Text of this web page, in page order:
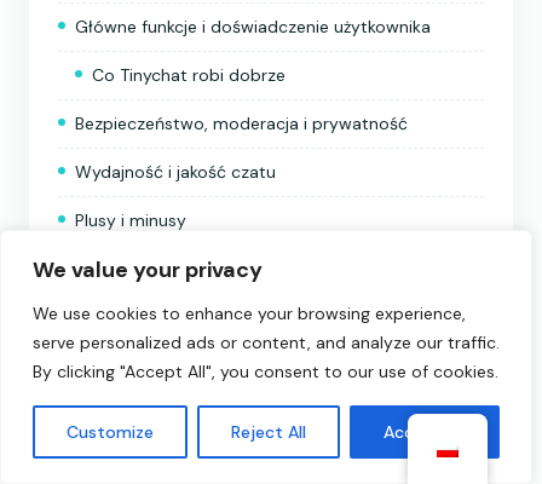
We value your privacy
We use cookies to enhance your browsing experience,
serve personalized ads or content, and analyze our traffic.
By clicking "Accept All", you consent to our use of cookies.
Customize Reject All Accept All
Główne funkcje i doświadczenie użytkownika
Co Tinychat robi dobrze
Bezpieczeństwo, moderacja i prywatność
Wydajność i jakość czatu
Plusy i minusy
Plusy
Cons
Porównanie Tinychat z innymi platformami do
Werdykt: Kto powinien używać Tinychat